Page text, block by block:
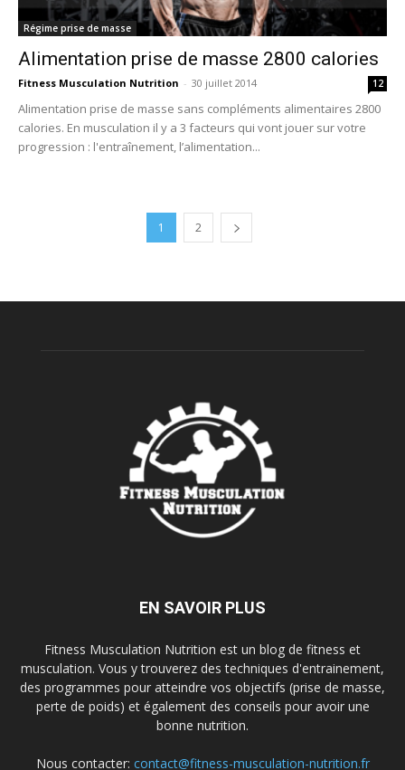
Régime prise de masse
Alimentation prise de masse 2800 calories
Fitness Musculation Nutrition - 30 juillet 2014 12
Alimentation prise de masse sans compléments alimentaires 2800
calories. En musculation il y a 3 facteurs qui vont jouer sur votre
progression : l'entraînement, l’alimentation...
1 2
EN SAVOIR PLUS
Fitness Musculation Nutrition est un blog de fitness et
musculation. Vous y trouverez des techniques d'entrainement,
des programmes pour atteindre vos objectifs (prise de masse,
perte de poids) et également des conseils pour avoir une
bonne nutrition.
Nous contacter: contact@fitness-musculation-nutrition.fr